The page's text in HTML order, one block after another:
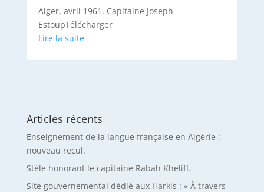
Alger, avril 1961. Capitaine Joseph
EstoupTélécharger
Articles récents
Enseignement de la langue française en Algérie :
nouveau recul.
Stèle honorant le capitaine Rabah Kheliff.
Site gouvernemental dédié aux Harkis : « À travers